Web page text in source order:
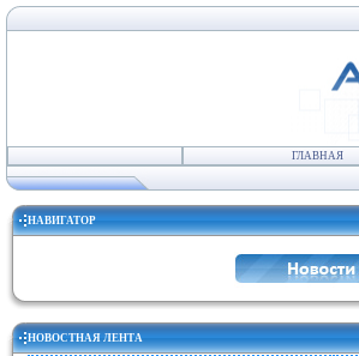
ГЛАВНАЯ
НАВИГАТОР
НОВОСТНАЯ ЛЕНТА